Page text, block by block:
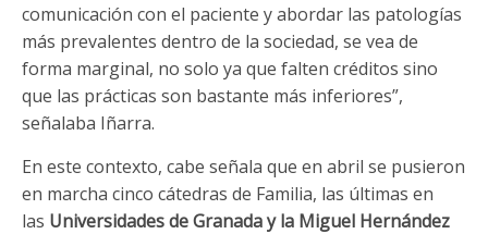
comunicación con el paciente y abordar las patologías
más prevalentes dentro de la sociedad, se vea de
forma marginal, no solo ya que falten créditos sino
que las prácticas son bastante más inferiores”,
señalaba Iñarra.
En este contexto, cabe señala que en abril se pusieron
en marcha cinco cátedras de Familia, las últimas en
las Universidades de Granada y la Miguel Hernández